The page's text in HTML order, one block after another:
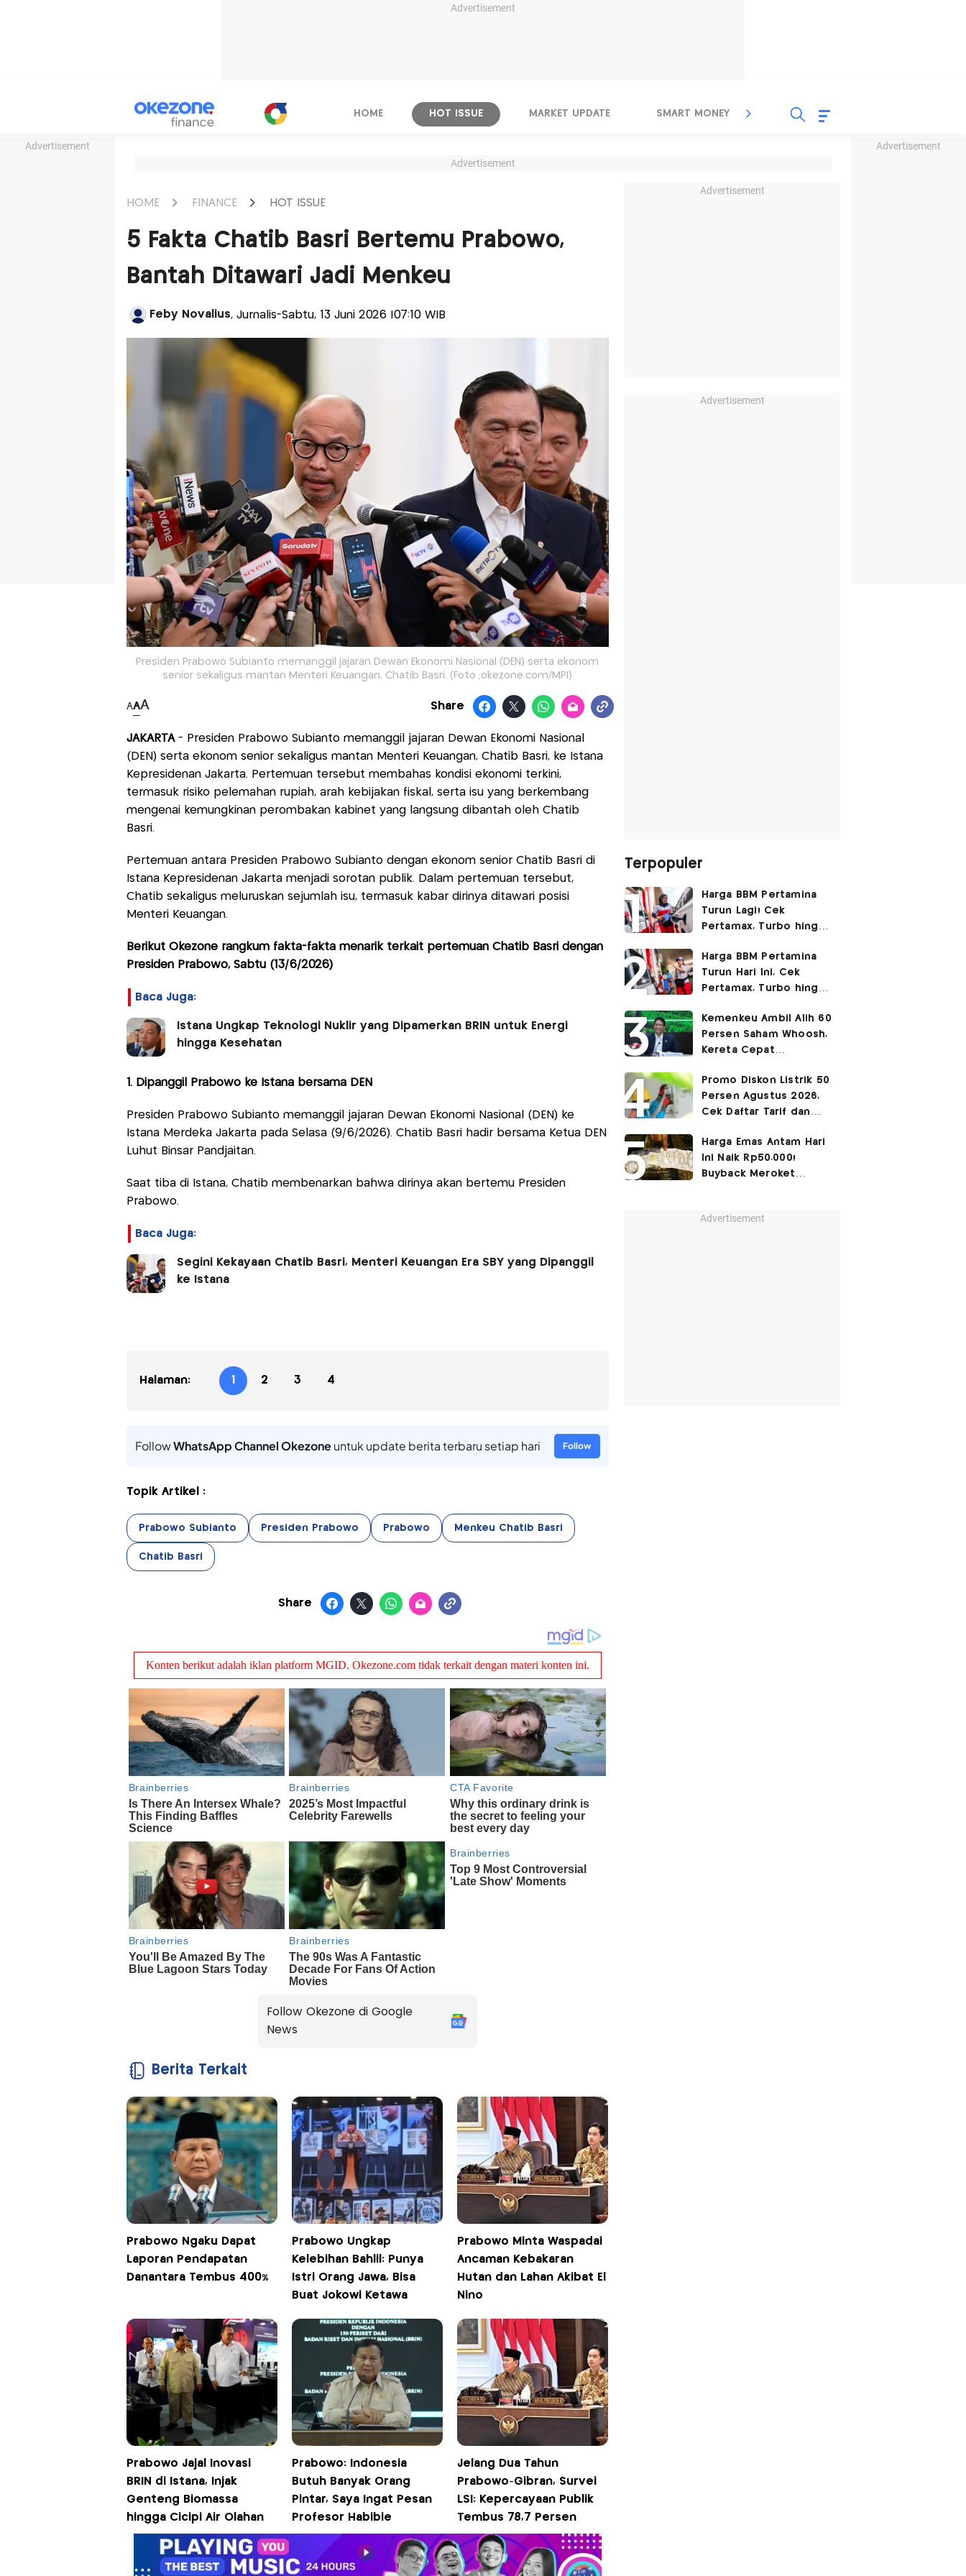
Advertisement
Advertisement Advertisement
HOME HOT ISSUE MARKET UPDATE SMART MONEY INSPIRASI BISNIS
Advertisement
HOME FINANCE HOT ISSUE
5 Fakta Chatib Basri Bertemu Prabowo,
Bantah Ditawari Jadi Menkeu
Feby Novalius, Jurnalis-Sabtu, 13 Juni 2026 |07:10 WIB
Presiden Prabowo Subianto memanggil jajaran Dewan Ekonomi Nasional (DEN) serta ekonom
senior sekaligus mantan Menteri Keuangan, Chatib Basri. (Foto ;okezone.com/MPI)
AAA Share
JAKARTA - Presiden Prabowo Subianto memanggil jajaran Dewan Ekonomi Nasional
(DEN) serta ekonom senior sekaligus mantan Menteri Keuangan, Chatib Basri, ke Istana
Kepresidenan Jakarta. Pertemuan tersebut membahas kondisi ekonomi terkini,
termasuk risiko pelemahan rupiah, arah kebijakan fiskal, serta isu yang berkembang
mengenai kemungkinan perombakan kabinet yang langsung dibantah oleh Chatib
Basri.
Pertemuan antara Presiden Prabowo Subianto dengan ekonom senior Chatib Basri di
Istana Kepresidenan Jakarta menjadi sorotan publik. Dalam pertemuan tersebut,
Chatib sekaligus meluruskan sejumlah isu, termasuk kabar dirinya ditawari posisi
Menteri Keuangan.
Berikut Okezone rangkum fakta-fakta menarik terkait pertemuan Chatib Basri dengan
Presiden Prabowo, Sabtu (13/6/2026)
Baca Juga:
Istana Ungkap Teknologi Nuklir yang Dipamerkan BRIN untuk Energi
hingga Kesehatan
1. Dipanggil Prabowo ke Istana bersama DEN
Presiden Prabowo Subianto memanggil jajaran Dewan Ekonomi Nasional (DEN) ke
Istana Merdeka Jakarta pada Selasa (9/6/2026). Chatib Basri hadir bersama Ketua DEN
Luhut Binsar Pandjaitan.
Saat tiba di Istana, Chatib membenarkan bahwa dirinya akan bertemu Presiden
Prabowo.
Baca Juga:
Segini Kekayaan Chatib Basri, Menteri Keuangan Era SBY yang Dipanggil
ke Istana
Halaman: 1 2 3 4
FollowWhatsApp Channel Okezoneuntuk update berita terbaru setiap hari Follow
Topik Artikel :
Prabowo Subianto Presiden Prabowo Prabowo Menkeu Chatib Basri
Chatib Basri
Share
Follow Okezone di Google
News
Berita Terkait
Prabowo Ngaku Dapat
Laporan Pendapatan
Danantara Tembus 400%
Prabowo Ungkap
Kelebihan Bahlil: Punya
Istri Orang Jawa, Bisa
Buat Jokowi Ketawa
Prabowo Minta Waspadai
Ancaman Kebakaran
Hutan dan Lahan Akibat El
Nino
Prabowo Jajal Inovasi
BRIN di Istana, Injak
Genteng Biomassa
hingga Cicipi Air Olahan
Prabowo: Indonesia
Butuh Banyak Orang
Pintar, Saya Ingat Pesan
Profesor Habibie
Jelang Dua Tahun
Prabowo-Gibran, Survei
LSI: Kepercayaan Publik
Tembus 78,7 Persen
Advertisement
Advertisement
Terpopuler
Harga BBM Pertamina
Turun Lagi! Cek
Pertamax, Turbo hingga
Agustus 2026
Harga BBM Pertamina
Turun Hari Ini, Cek
Pertamax, Turbo hingga
2026
Kemenkeu Ambil Alih 60
Persen Saham Whoosh,
Kereta Cepat
Surabaya
Promo Diskon Listrik 50
Persen Agustus 2026,
Cek Daftar Tarif dan
Harga Emas Antam Hari
Ini Naik Rp50.000!
Buyback Meroket
Advertisement